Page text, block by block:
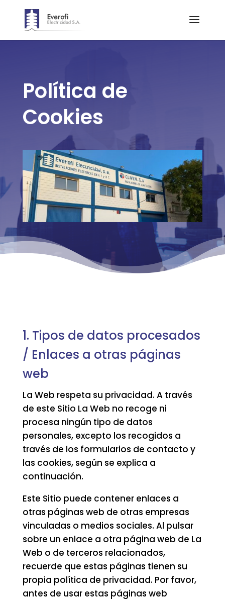
Política de
Cookies
1. Tipos de datos procesados
/ Enlaces a otras páginas
web
La Web respeta su privacidad. A través
de este Sitio La Web no recoge ni
procesa ningún tipo de datos
personales, excepto los recogidos a
través de los formularios de contacto y
las cookies, según se explica a
continuación.
Este Sitio puede contener enlaces a
otras páginas web de otras empresas
vinculadas o medios sociales. Al pulsar
sobre un enlace a otra página web de La
Web o de terceros relacionados,
recuerde que estas páginas tienen su
propia política de privacidad. Por favor,
antes de usar estas páginas web